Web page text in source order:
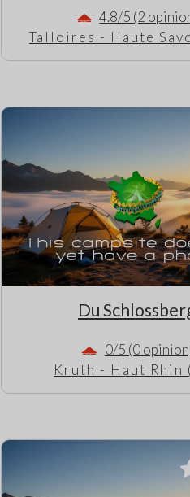
4.8/5 (2
Talloires - Haute
Du
0/5 (0
Kruth - Haut Rhin